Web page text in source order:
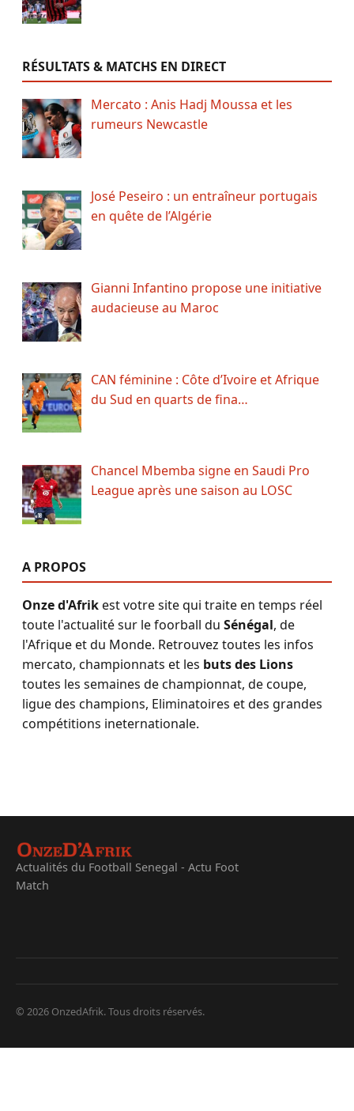
RÉSULTATS & MATCHS EN DIRECT
Mercato : Anis Hadj Moussa et les
rumeurs Newcastle
José Peseiro : un entraîneur portugais
en quête de l’Algérie
Gianni Infantino propose une initiative
audacieuse au Maroc
CAN féminine : Côte d’Ivoire et Afrique
du Sud en quarts de fina…
Chancel Mbemba signe en Saudi Pro
League après une saison au LOSC
A PROPOS
Onze d'Afrikest votre site qui traite en temps réel
toute l'actualité sur le foorball du Sénégal, de
l'Afrique et du Monde. Retrouvez toutes les infos
mercato, championnats et les buts des Lions
toutes les semaines de championnat, de coupe,
ligue des champions, Eliminatoires et des grandes
compétitions ineternationale.
Actualités du Football Senegal - Actu Foot
Match
© 2026 OnzedAfrik. Tous droits réservés.